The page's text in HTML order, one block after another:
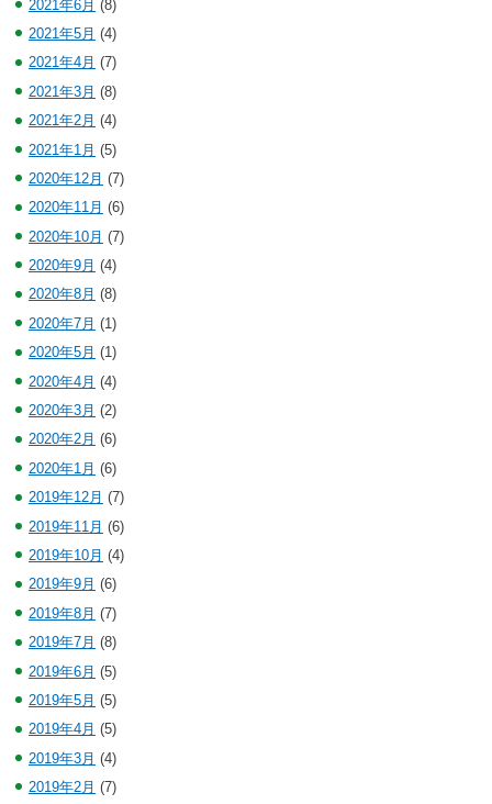
2021年6月 (8)
2021年5月 (4)
2021年4月 (7)
2021年3月 (8)
2021年2月 (4)
2021年1月 (5)
2020年12月 (7)
2020年11月 (6)
2020年10月 (7)
2020年9月 (4)
2020年8月 (8)
2020年7月 (1)
2020年5月 (1)
2020年4月 (4)
2020年3月 (2)
2020年2月 (6)
2020年1月 (6)
2019年12月 (7)
2019年11月 (6)
2019年10月 (4)
2019年9月 (6)
2019年8月 (7)
2019年7月 (8)
2019年6月 (5)
2019年5月 (5)
2019年4月 (5)
2019年3月 (4)
2019年2月 (7)